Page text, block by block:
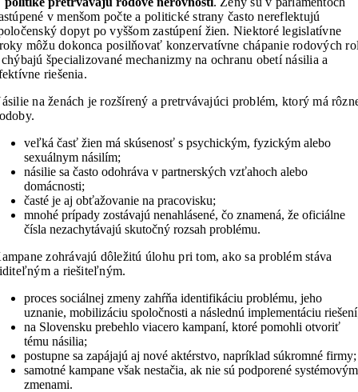
v menšom počte a politické strany často nereflektujú
dopyt po vyššom zastúpení žien. Niektoré legislatívne
môžu dokonca posilňovať konzervatívne chápanie rodových
chýbajú špecializované mechanizmy na ochranu obetí násilia a
riešenia.
na ženách je rozšírený a pretrvávajúci problém, ktorý má
veľká časť žien má skúsenosť s psychickým, fyzickým alebo
sexuálnym násilím;
násilie sa často odohráva v partnerských vzťahoch alebo
domácnosti;
časté je aj obťažovanie na pracovisku;
mnohé prípady zostávajú nenahlásené, čo znamená, že oficiálne
čísla nezachytávajú skutočný rozsah problému.
zohrávajú dôležitú úlohu pri tom, ako sa problém stáva
a riešiteľným.
proces sociálnej zmeny zahŕňa identifikáciu problému, jeho
uznanie, mobilizáciu spoločnosti a následnú implementáciu
na Slovensku prebehlo viacero kampaní, ktoré pomohli otvoriť
tému násilia;
postupne sa zapájajú aj nové aktérstvo, napríklad súkromné firmy;
samotné kampane však nestačia, ak nie sú podporené
zmenami.